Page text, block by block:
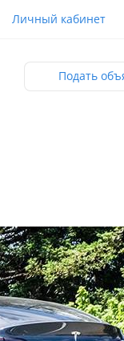
Личный кабинет
Подать